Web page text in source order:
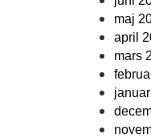
maj
april
mars